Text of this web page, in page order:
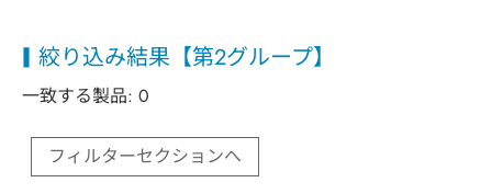
絞り込み結果【第2グループ】
一致する製品: 0
フィルターセクションへ